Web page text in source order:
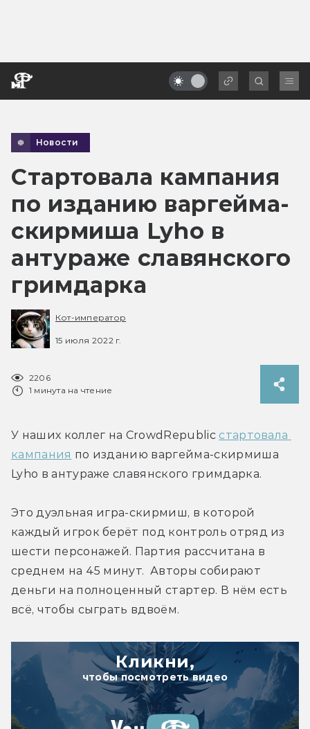
Новости
Стартовала кампания
по изданию варгейма-
скирмиша Lyho в
антураже славянского
гримдарка
Кот-император
15 июля 2022 г.
2206
1 минута на чтение
У наших коллег на CrowdRepublic стартовала
кампания по изданию варгейма-скирмиша
Lyho в антураже славянского гримдарка.
Это дуэльная игра-скирмиш, в которой
каждый игрок берёт под контроль отряд из
шести персонажей. Партия рассчитана в
среднем на 45 минут.  Авторы собирают
деньги на полноценный стартер. В нём есть
всё, чтобы сыграть вдвоём.
Кликни,
чтобы посмотреть видео